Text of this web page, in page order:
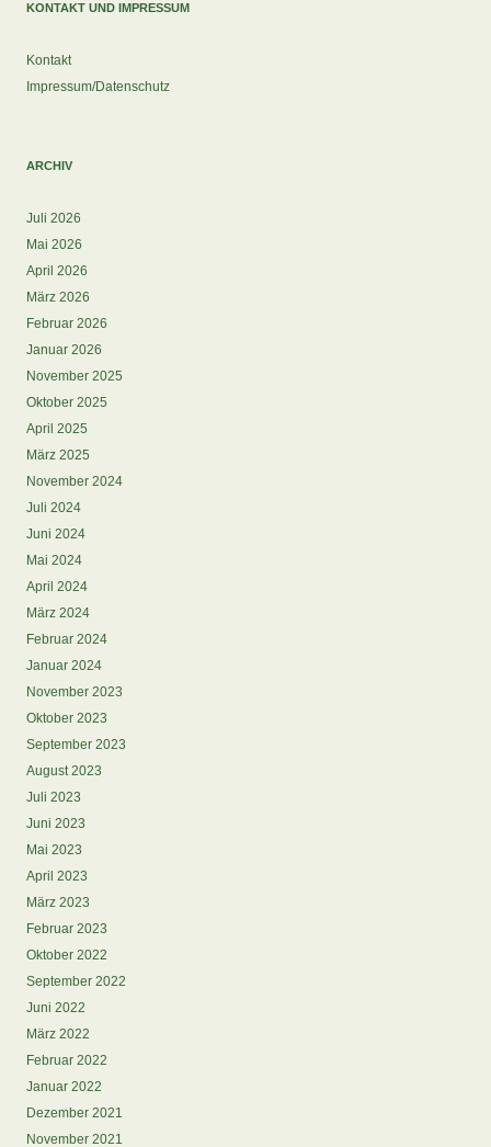
KONTAKT UND IMPRESSUM
Kontakt
Impressum/Datenschutz
ARCHIV
Juli 2026
Mai 2026
April 2026
März 2026
Februar 2026
Januar 2026
November 2025
Oktober 2025
April 2025
März 2025
November 2024
Juli 2024
Juni 2024
Mai 2024
April 2024
März 2024
Februar 2024
Januar 2024
November 2023
Oktober 2023
September 2023
August 2023
Juli 2023
Juni 2023
Mai 2023
April 2023
März 2023
Februar 2023
Oktober 2022
September 2022
Juni 2022
März 2022
Februar 2022
Januar 2022
Dezember 2021
November 2021